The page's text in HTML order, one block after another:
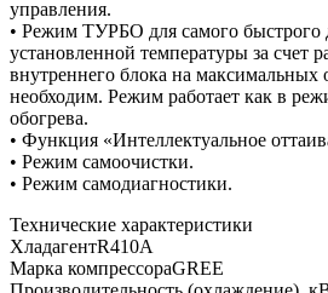
управления.
• Режим ТУРБО для самого быстрого
установленной температуры за счет
внутреннего блока на
необходим. Режим работает как в
обогрева.
• Функция «Интеллектуальное
• Режим самоочистки.
• Режим самодиагностики.
Технические характеристики
ХладагентR410A
Марка компрессораGREE